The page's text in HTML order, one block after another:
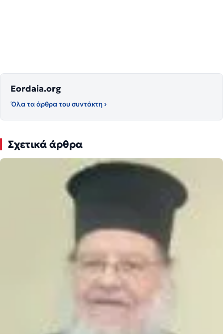
Eordaia.org
Όλα τα άρθρα του συντάκτη ›
Σχετικά άρθρα